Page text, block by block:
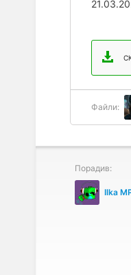
Файли:
Порадив:
Ilka